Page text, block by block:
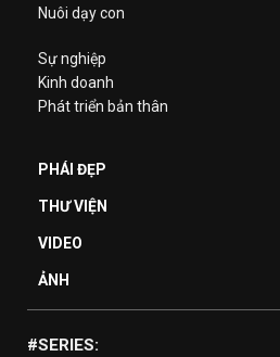
Nuôi dạy con
Sự nghiệp
Kinh doanh
Phát triển bản thân
PHÁI ĐẸP
THƯ VIỆN
VIDEO
ẢNH
#SERIES: